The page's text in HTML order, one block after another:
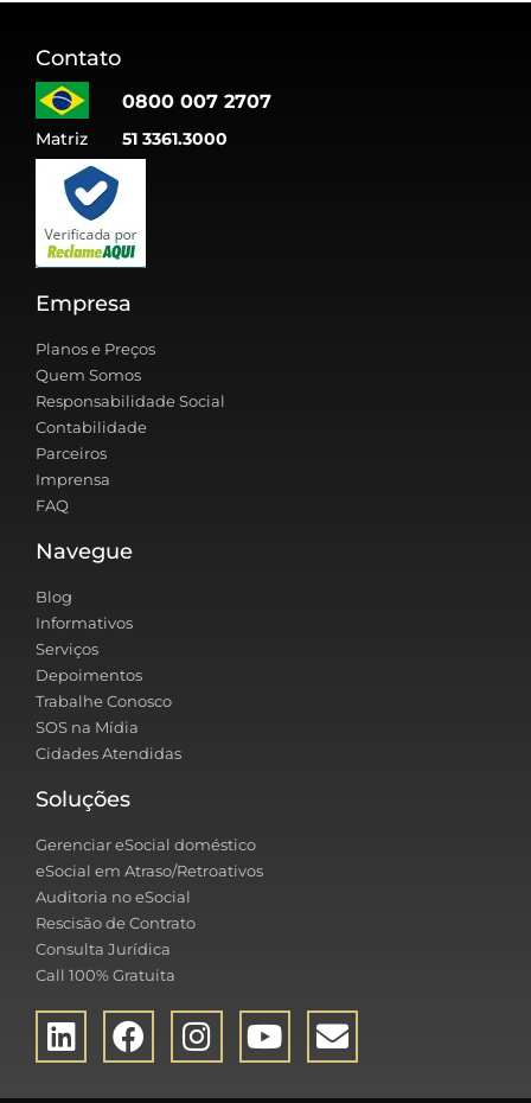
Contato
0800 007 2707
Matriz 51 3361.3000
Empresa
Planos e Preços
Quem Somos
Responsabilidade Social
Contabilidade
Parceiros
Imprensa
FAQ
Navegue
Blog
Informativos
Serviços
Depoimentos
Trabalhe Conosco
SOS na Mídia
Cidades Atendidas
Soluções
Gerenciar eSocial doméstico
eSocial em Atraso/Retroativos
Auditoria no eSocial
Rescisão de Contrato
Consulta Jurídica
Call 100% Gratuita